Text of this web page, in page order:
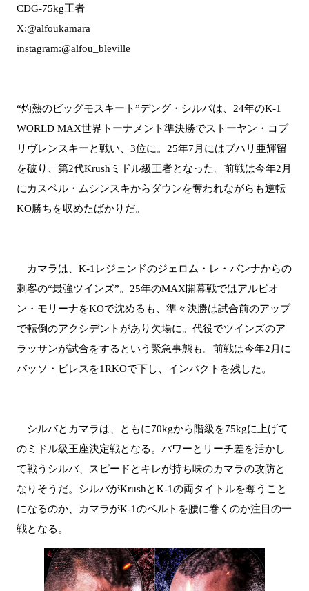
CDG-75kg王者
X:@alfoukamara
instagram:@alfou_bleville
“灼熱のビッグモスキート”デング・シルバは、24年のK-1
WORLD MAX世界トーナメント準決勝でストーヤン・コプ
リヴレンスキーと戦い、3位に。25年7月にはブハリ亜輝留
を破り、第2代Krushミドル級王者となった。前戦は今年2月
にカスペル・ムシンスキからダウンを奪われながらも逆転
KO勝ちを収めたばかりだ。
カマラは、K-1レジェンドのジェロム・レ・バンナからの
刺客の“最強ツインズ”。25年のMAX開幕戦ではアルビオ
ン・モリーナをKOで沈めるも、準々決勝は試合前のアップ
で転倒のアクシデントがあり欠場に。代役でツインズのア
ラッサンが試合をするという緊急事態も。前戦は今年2月に
バッソ・ピレスを1RKOで下し、インパクトを残した。
シルバとカマラは、ともに70kgから階級を75kgに上げて
のミドル級王座決定戦となる。パワーとリーチ差を活かし
て戦うシルバ、スピードとキレが持ち味のカマラの攻防と
なりそうだ。シルバがKrushとK-1の両タイトルを奪うこと
になるのか、カマラがK-1のベルトを腰に巻くのか注目の一
戦となる。